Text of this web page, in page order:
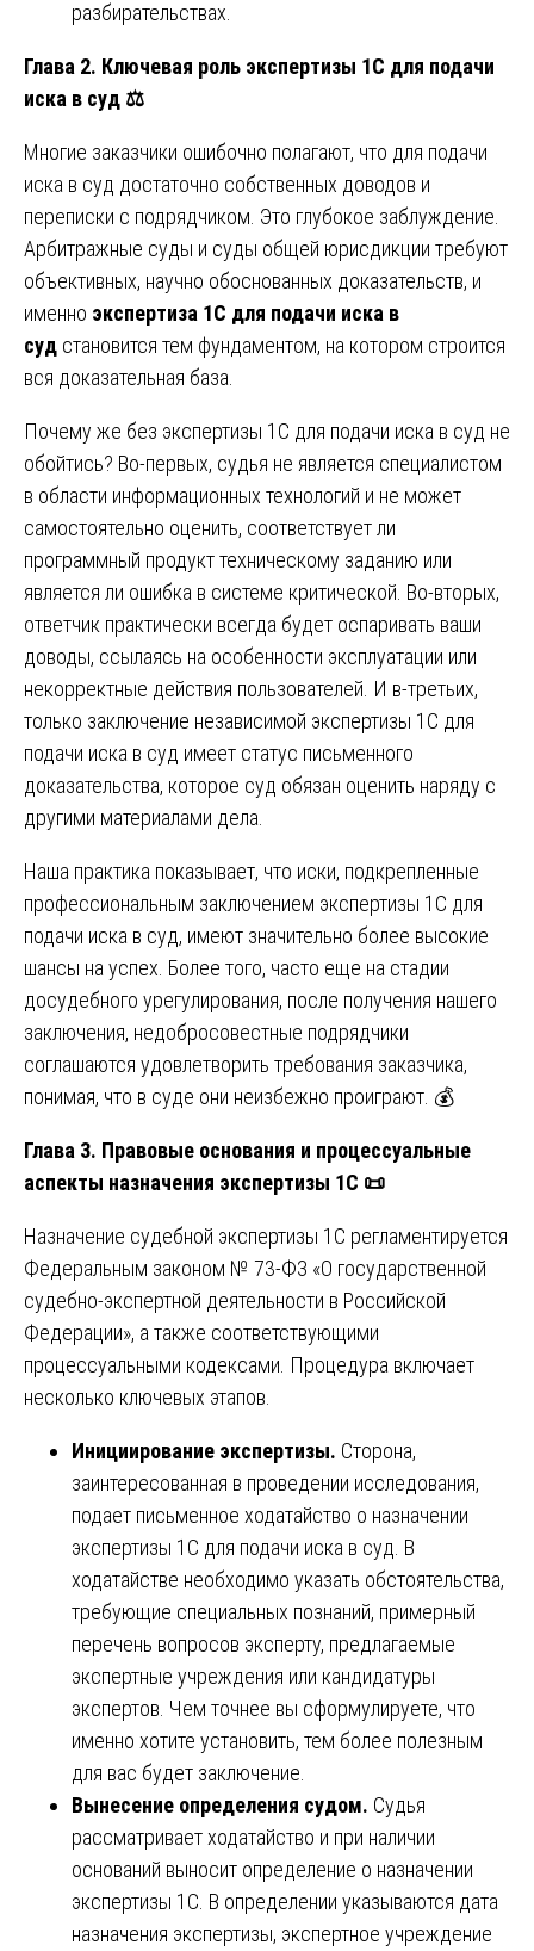
разбирательствах.
Глава 2. Ключевая роль экспертизы 1С для подачи
иска в суд ⚖️
Многие заказчики ошибочно полагают, что для подачи
иска в суд достаточно собственных доводов и
переписки с подрядчиком. Это глубокое заблуждение.
Арбитражные суды и суды общей юрисдикции требуют
объективных, научно обоснованных доказательств, и
именно экспертиза 1С для подачи иска в
суд становится тем фундаментом, на котором строится
вся доказательная база.
Почему же без экспертизы 1С для подачи иска в суд не
обойтись? Во-первых, судья не является специалистом
в области информационных технологий и не может
самостоятельно оценить, соответствует ли
программный продукт техническому заданию или
является ли ошибка в системе критической. Во-вторых,
ответчик практически всегда будет оспаривать ваши
доводы, ссылаясь на особенности эксплуатации или
некорректные действия пользователей. И в-третьих,
только заключение независимой экспертизы 1С для
подачи иска в суд имеет статус письменного
доказательства, которое суд обязан оценить наряду с
другими материалами дела.
Наша практика показывает, что иски, подкрепленные
профессиональным заключением экспертизы 1С для
подачи иска в суд, имеют значительно более высокие
шансы на успех. Более того, часто еще на стадии
досудебного урегулирования, после получения нашего
заключения, недобросовестные подрядчики
соглашаются удовлетворить требования заказчика,
понимая, что в суде они неизбежно проиграют. 💰
Глава 3. Правовые основания и процессуальные
аспекты назначения экспертизы 1С 📜
Назначение судебной экспертизы 1С регламентируется
Федеральным законом № 73-ФЗ «О государственной
судебно-экспертной деятельности в Российской
Федерации», а также соответствующими
процессуальными кодексами. Процедура включает
несколько ключевых этапов.
Инициирование экспертизы. Сторона,
заинтересованная в проведении исследования,
подает письменное ходатайство о назначении
экспертизы 1С для подачи иска в суд. В
ходатайстве необходимо указать обстоятельства,
требующие специальных познаний, примерный
перечень вопросов эксперту, предлагаемые
экспертные учреждения или кандидатуры
экспертов. Чем точнее вы сформулируете, что
именно хотите установить, тем более полезным
для вас будет заключение.
Вынесение определения судом. Судья
рассматривает ходатайство и при наличии
оснований выносит определение о назначении
экспертизы 1С. В определении указываются дата
назначения экспертизы, экспертное учреждение